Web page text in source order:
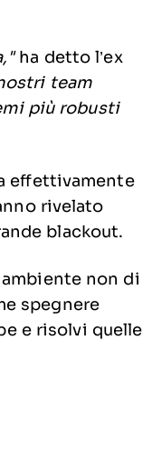
ha detto l’ex
team
più robusti
effettivamente
rivelato
blackout.
ambiente non di
spegnere
e risolvi quelle